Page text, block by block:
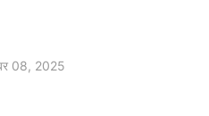
08, 2025